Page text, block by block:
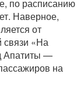
по расписанию
Наверное,
от
связи «На
Апатиты —
на